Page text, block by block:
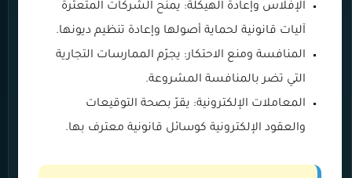
الإفلاس وإعادة الهيكلة: يمنح الشركات المتعثرة
آليات قانونية لحماية أصولها وإعادة تنظيم ديونها.
المنافسة ومنع الاحتكار: يجرّم الممارسات التجارية
التي تضر بالمنافسة المشروعة.
المعاملات الإلكترونية: يقرّ بصحة التوقيعات
والعقود الإلكترونية كوسائل قانونية معترف بها.